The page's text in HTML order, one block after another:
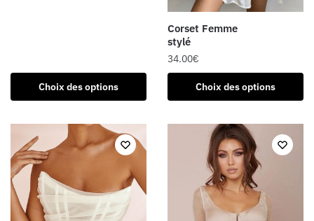
Choix des options
Les
options
choisies
sur
la
page
du
Corset Femme
stylé
34.00€
Choix des options
produit
plusieurs
variations.
options
peuvent